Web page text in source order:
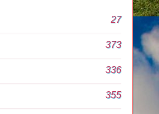
27
373
336
355